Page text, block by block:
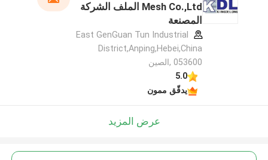
Mesh Co.,Ltd الملف الشركة
المصنعة
East GenGuan Tun Industrial
District,Anping,Hebei,China
053600 ,الصين
5.0
يدقّق ممون
عرض المزيد